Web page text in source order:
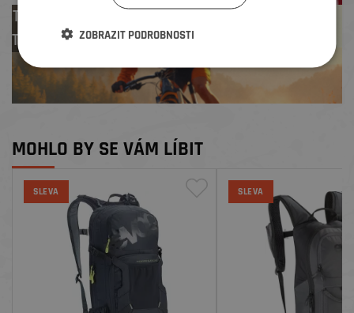
Test centrum
TREK zdarma
MOHLO BY SE VÁM LÍBIT
SLEVA SLEVA
ZOBRAZIT PODROBNOSTI